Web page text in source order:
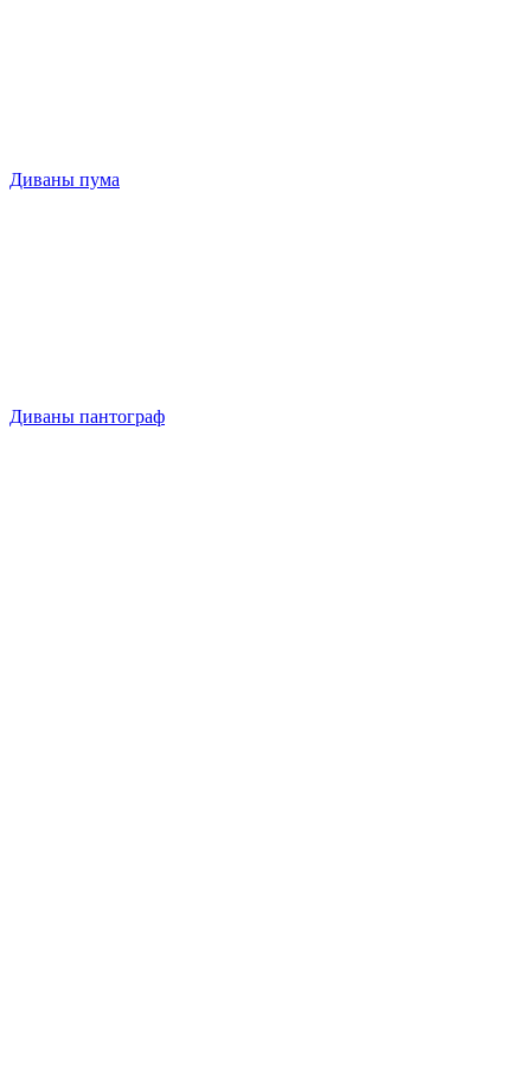
Диваны пума
Диваны пантограф